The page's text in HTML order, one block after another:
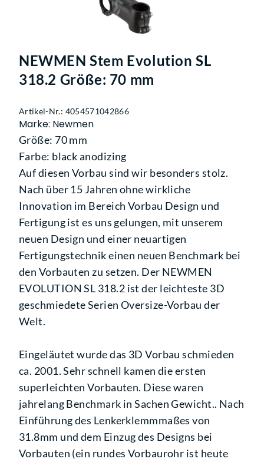
NEWMEN Stem Evolution SL
318.2 Größe: 70 mm
Artikel-Nr.: 4054571042866
Marke: Newmen
Größe: 70 mm
Farbe: black anodizing
Auf diesen Vorbau sind wir besonders stolz.
Nach über 15 Jahren ohne wirkliche
Innovation im Bereich Vorbau Design und
Fertigung ist es uns gelungen, mit unserem
neuen Design und einer neuartigen
Fertigungstechnik einen neuen Benchmark bei
den Vorbauten zu setzen. Der NEWMEN
EVOLUTION SL 318.2 ist der leichteste 3D
geschmiedete Serien Oversize-Vorbau der
Welt.
Eingeläutet wurde das 3D Vorbau schmieden
ca. 2001. Sehr schnell kamen die ersten
superleichten Vorbauten. Diese waren
jahrelang Benchmark in Sachen Gewicht.. Nach
Einführung des Lenkerklemmmaßes von
31.8mm und dem Einzug des Designs bei
Vorbauten (ein rundes Vorbaurohr ist heute